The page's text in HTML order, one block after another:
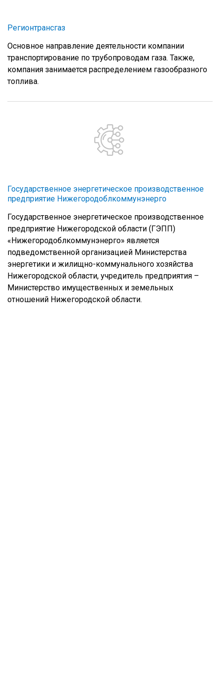
Регионтрансгаз
Основное направление деятельности компании
транспортирование по трубопроводам газа. Также,
компания занимается распределением газообразного
топлива.
Государственное энергетическое производственное
предприятие Нижегородоблкоммунэнерго
Государственное энергетическое производственное
предприятие Нижегородской области (ГЭПП)
«Нижегородоблкоммунэнерго» является
подведомственной организацией Министерства
энергетики и жилищно-коммунального хозяйства
Нижегородской области, учредитель предприятия –
Министерство имущественных и земельных
отношений Нижегородской области.